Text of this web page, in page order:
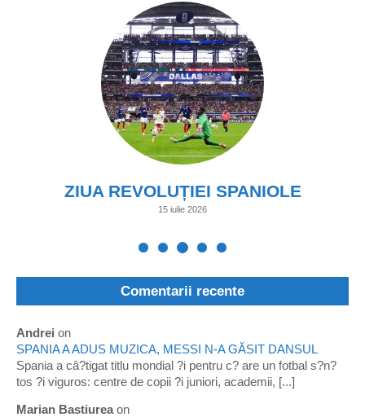
ZIUA REVOLUȚIEI SPANIOLE
15 iulie 2026
Comentarii recente
Andrei on
SPANIA A ADUS MUZICA, MESSI N-A GĂSIT DANSUL
Spania a câ?tigat titlu mondial ?i pentru c? are un fotbal s?n?
tos ?i viguros: centre de copii ?i juniori, academii, [...]
Marian Bastiurea on